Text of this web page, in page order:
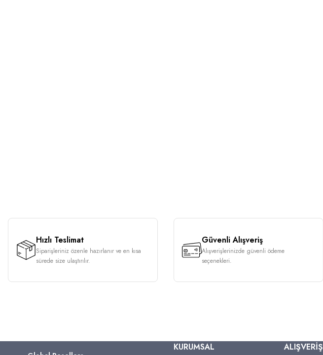
Hızlı Teslimat
Siparişleriniz özenle hazırlanır ve en kısa
sürede size ulaştırılır.
Güvenli Alışveriş
Alışverişlerinizde güvenli ödeme
seçenekleri.
KURUMSAL ALIŞVERİŞ